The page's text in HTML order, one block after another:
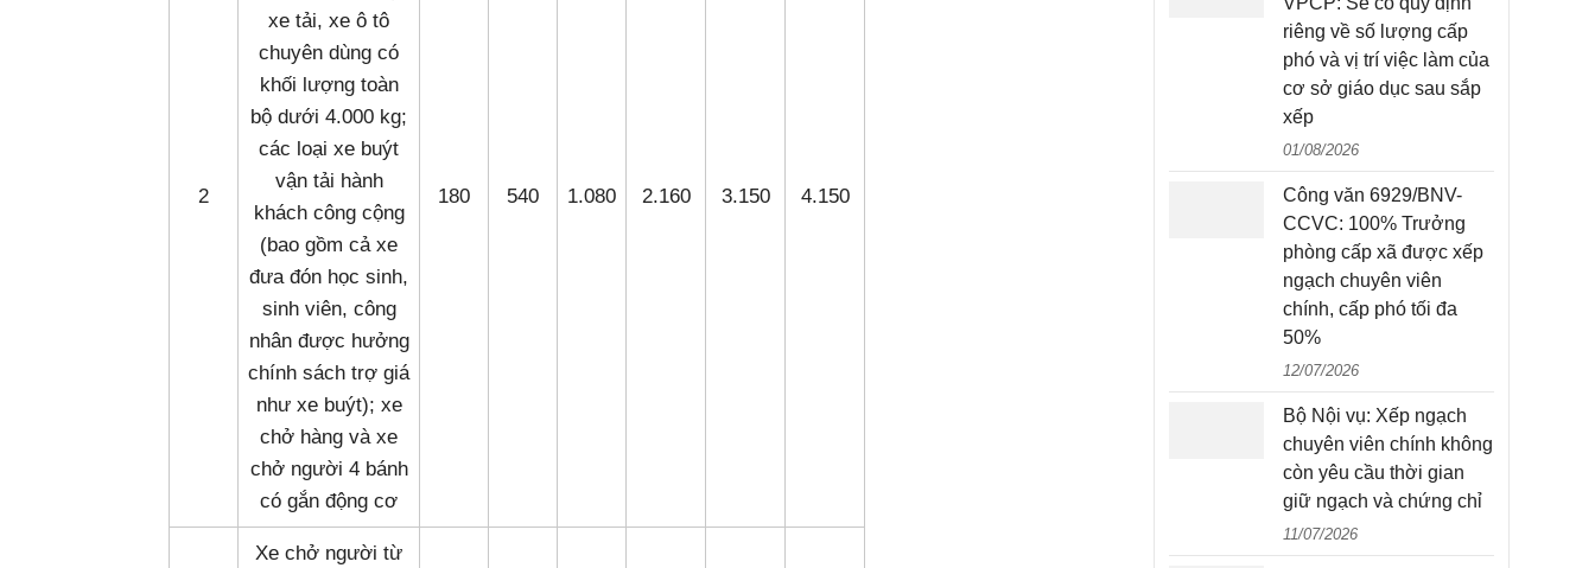
2
xe tải, xe ô tô
chuyên dùng có
khối lượng toàn
bộ dưới 4.000 kg;
các loại xe buýt
vận tải hành
khách công cộng
(bao gồm cả xe
đưa đón học sinh,
sinh viên, công
nhân được hưởng
chính sách trợ giá
như xe buýt); xe
chở hàng và xe
chở người 4 bánh
có gắn động cơ
180 540 1.080 2.160 3.150 4.150
Xe chở người từ
riêng về số lượng cấp
phó và vị trí việc làm của
cơ sở giáo dục sau sắp
xếp
01/08/2026
Công văn 6929/BNV-
CCVC: 100% Trưởng
phòng cấp xã được xếp
ngạch chuyên viên
chính, cấp phó tối đa
50%
12/07/2026
Bộ Nội vụ: Xếp ngạch
chuyên viên chính không
còn yêu cầu thời gian
giữ ngạch và chứng chỉ
11/07/2026